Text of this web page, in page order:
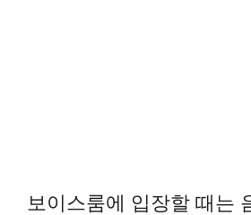
보이스룸에 입장할 때는